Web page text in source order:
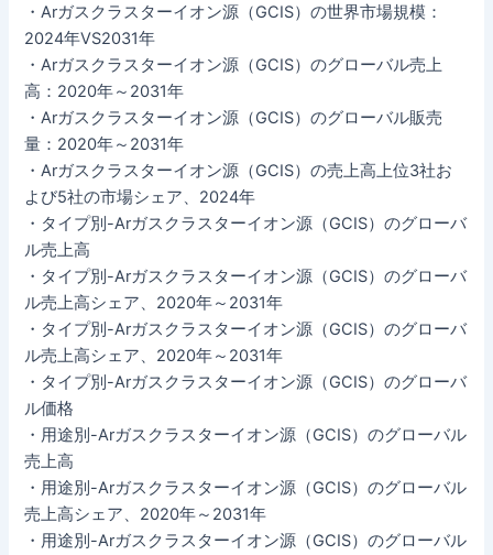
・Arガスクラスターイオン源（GCIS）の世界市場規模：
2024年VS2031年
・Arガスクラスターイオン源（GCIS）のグローバル売上
高：2020年～2031年
・Arガスクラスターイオン源（GCIS）のグローバル販売
量：2020年～2031年
・Arガスクラスターイオン源（GCIS）の売上高上位3社お
よび5社の市場シェア、2024年
・タイプ別-Arガスクラスターイオン源（GCIS）のグローバ
ル売上高
・タイプ別-Arガスクラスターイオン源（GCIS）のグローバ
ル売上高シェア、2020年～2031年
・タイプ別-Arガスクラスターイオン源（GCIS）のグローバ
ル売上高シェア、2020年～2031年
・タイプ別-Arガスクラスターイオン源（GCIS）のグローバ
ル価格
・用途別-Arガスクラスターイオン源（GCIS）のグローバル
売上高
・用途別-Arガスクラスターイオン源（GCIS）のグローバル
売上高シェア、2020年～2031年
・用途別-Arガスクラスターイオン源（GCIS）のグローバル